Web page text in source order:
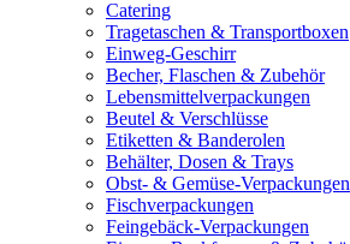
Catering
Tragetaschen & Transportboxen
Einweg-Geschirr
Becher, Flaschen & Zubehör
Lebensmittelverpackungen
Beutel & Verschlüsse
Etiketten & Banderolen
Behälter, Dosen & Trays
Obst- & Gemüse-Verpackungen
Fischverpackungen
Feingebäck-Verpackungen